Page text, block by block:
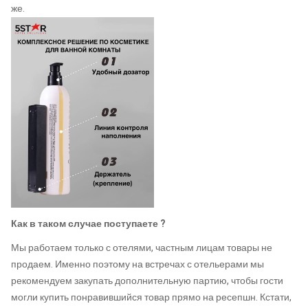
же.
Как в таком случае поступаете ?
Мы работаем только с отелями, частным лицамтовары не
продаем. Именно поэтому на встречах с отельерами мы
рекомендуем закупать дополнительную партию, чтобы гости
могли купить понравившийся товар прямо на ресепшн. Кстати,